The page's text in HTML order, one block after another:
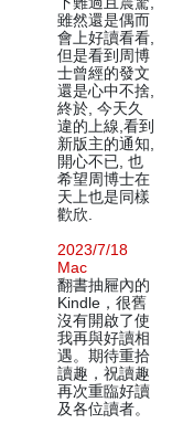
雖然還是偶而
會上好讀看看,
但是看到周博
士曾經的發文
還是心中不捨,
終於, 今天久
違的上線,看到
新版主的通知,
開心不已, 也
希望周博士在
天上也是同樣
歡欣.
2023/7/18
Mac
翻書抽屜內的
Kindle，很舊
沒有開啟了使
我再與好讀相
遇。期待重拾
讀趣，祝讀趣
再次重臨好讀
及各位讀者。